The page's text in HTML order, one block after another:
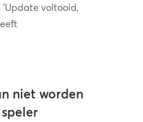
'Update voltooid,
niet worden